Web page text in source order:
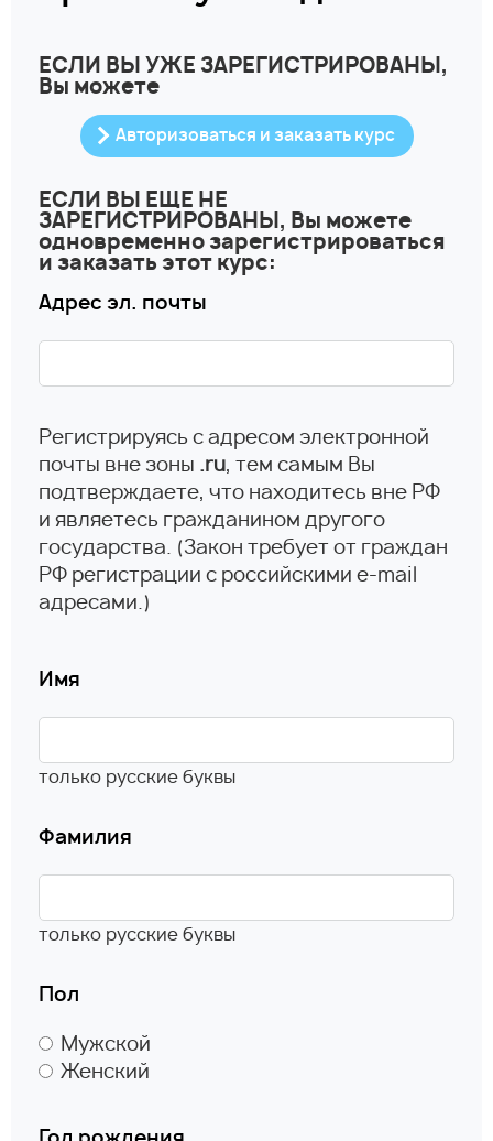
ЕСЛИ ВЫ УЖЕ ЗАРЕГИСТРИРОВАНЫ,
Вы можете
Авторизоваться и заказать курс
ЕСЛИ ВЫ ЕЩЕ НЕ
ЗАРЕГИСТРИРОВАНЫ, Вы можете
одновременно зарегистрироваться
и заказать этот курс:
Адрес эл. почты
Регистрируясь с адресом электронной
почты вне зоны .ru, тем самым Вы
подтверждаете, что находитесь вне РФ
и являетесь гражданином другого
государства. (Закон требует от граждан
РФ регистрации с российскими e-mail
адресами.)
Имя
только русские буквы
Фамилия
только русские буквы
Пол
Мужской
Женский